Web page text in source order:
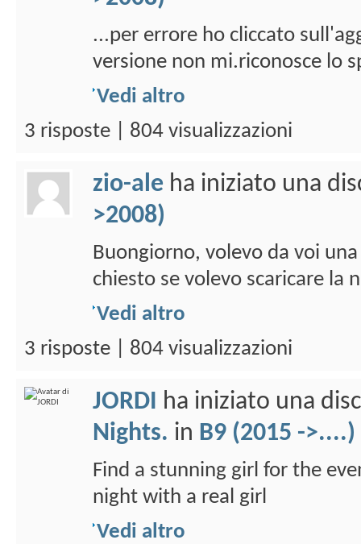
...per errore ho cliccato
versione non mi.riconosce lo
Vedi altro
3 risposte | 804 visualizzazioni
zio-ale ha iniziato una
>2008)
Buongiorno, volevo da voi
chiesto se volevo scaricare la
Vedi altro
3 risposte | 804 visualizzazioni
JORDI ha iniziato una
Nights. in B9 (2015 ->....)
Find a stunning girl for the
night with a real girl
Vedi altro